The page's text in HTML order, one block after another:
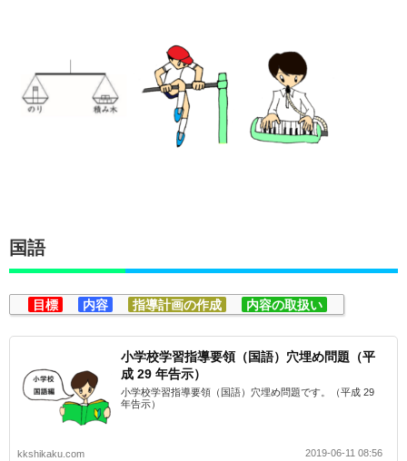
国語
目標 内容 指導計画の作成 内容の取扱い
小学校学習指導要領（国語）穴埋め問題（平
成 29 年告示）
小学校学習指導要領（国語）穴埋め問題です。（平成 29
年告示）
kkshikaku.com 2019-06-11 08:56